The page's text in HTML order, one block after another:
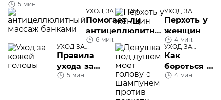
5 мин.
УХОД ЗА ТЕЛОМ
Помогает ли
антицеллюлитный
массаж банками?
6 мин.
УХОД ЗА
ТЕЛОМ
Перхоть у
женщин
4 мин.
УХОД ЗА
ТЕЛОМ
Правила
ухода за
кожей
5 мин.
УХОД ЗА
ТЕЛОМ
Как
бороться с
перхотью:
4 мин.